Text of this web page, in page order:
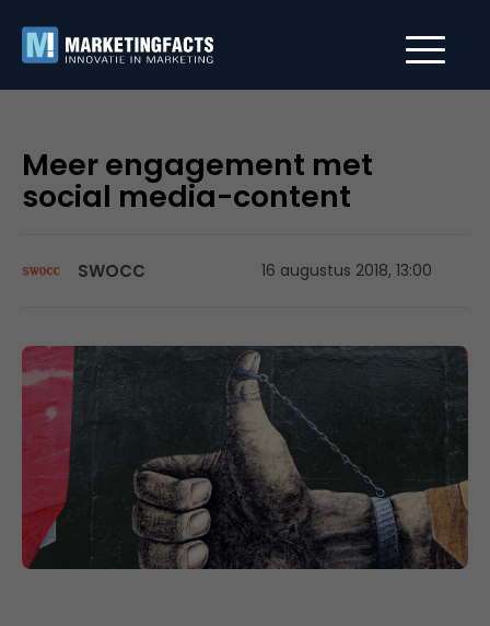
Meer engagement met
social media-content
SWOCC 16 augustus 2018, 13:00